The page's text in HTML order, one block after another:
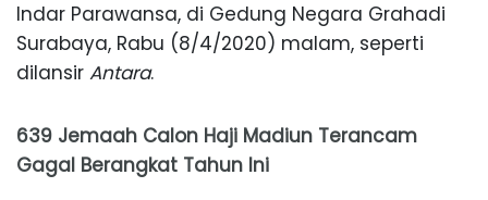
Indar Parawansa, di Gedung Negara Grahadi
Surabaya, Rabu (8/4/2020) malam, seperti
dilansir Antara.
639 Jemaah Calon Haji Madiun Terancam
Gagal Berangkat Tahun Ini